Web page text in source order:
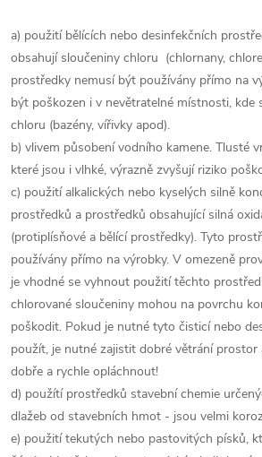
a) použití bělících nebo desinfekčních
obsahují sloučeniny chloru (chlornany,
prostředky nemusí být používány přímo na
být poškozen i v nevětratelné místnosti, kde
chloru (bazény, vířivky apod).
b) vlivem působení vodního kamene. Tlusté
které jsou i vlhké, výrazně zvyšují riziko
c) použití alkalických nebo kyselých silně
prostředků a prostředků obsahující silná
(protiplísňové a bělící prostředky). Tyto
používány přímo na výrobky. V omezeně
je vhodné se vyhnout použití těchto
chlorované sloučeniny mohou na povrchu
poškodit. Pokud je nutné tyto čisticí nebo
použít, je nutné zajistit dobré větrání prostor
dobře a rychle opláchnout!
d) použítí prostředků stavební chemie
dlažeb od stavebních hmot - jsou velmi
e) použití tekutých nebo pastovitých písků,